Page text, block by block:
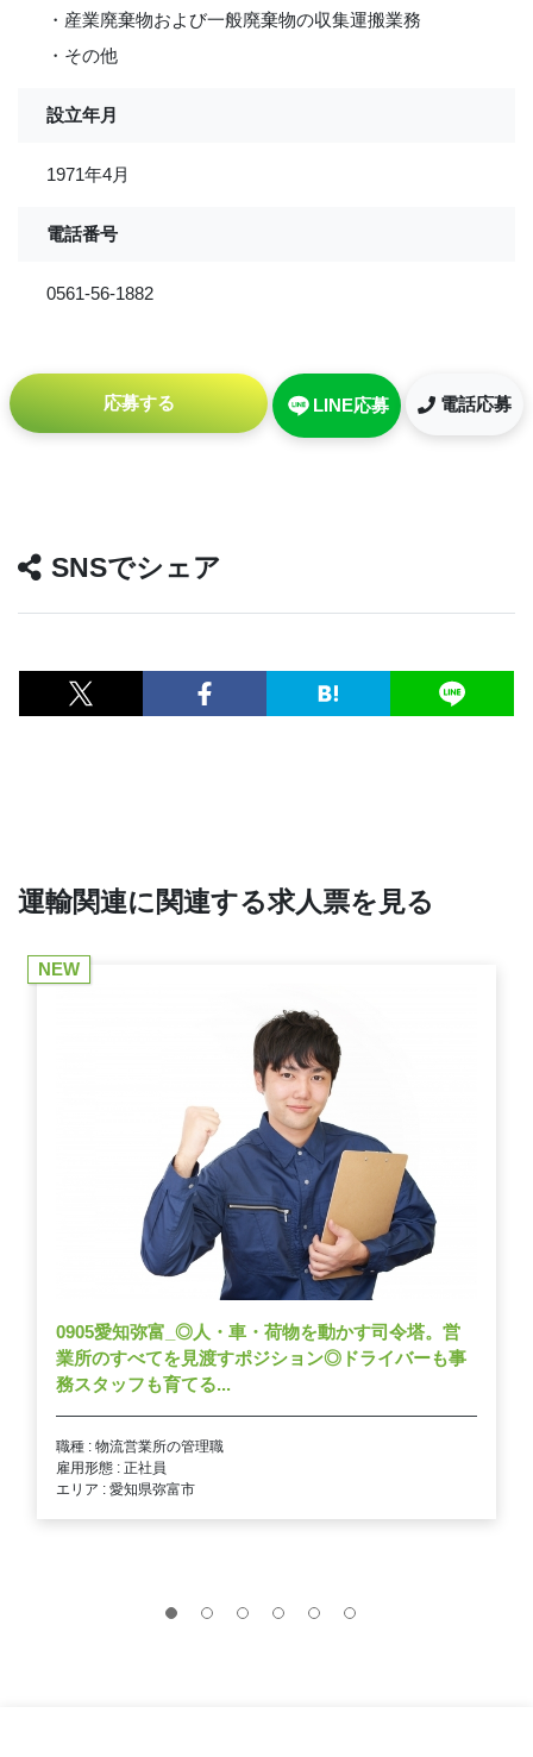
・産業廃棄物および一般廃棄物の収集運搬業務
・その他
設立年月
1971年4月
電話番号
0561-56-1882
応募する LINE応募 電話応募
SNSでシェア
運輸関連に関連する求人票を見る
NEW
0905愛知弥富_◎人・車・荷物を動かす司令塔。営
業所のすべてを見渡すポジション◎ドライバーも事
務スタッフも育てる...
職種 : 物流営業所の管理職
雇用形態 : 正社員
エリア : 愛知県弥富市